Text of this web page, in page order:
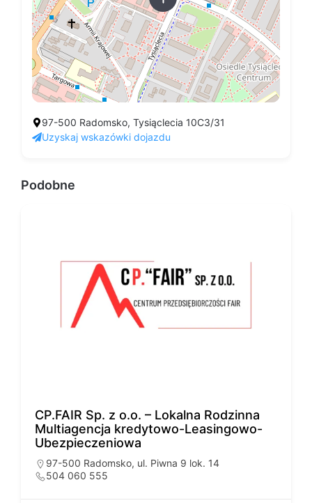
97-500 Radomsko, Tysiąclecia 10C3/31
Uzyskaj wskazówki dojazdu
Podobne
CP.FAIR Sp. z o.o. – Lokalna Rodzinna
Multiagencja kredytowo-Leasingowo-
Ubezpieczeniowa
97-500 Radomsko, ul. Piwna 9 lok. 14
504 060 555